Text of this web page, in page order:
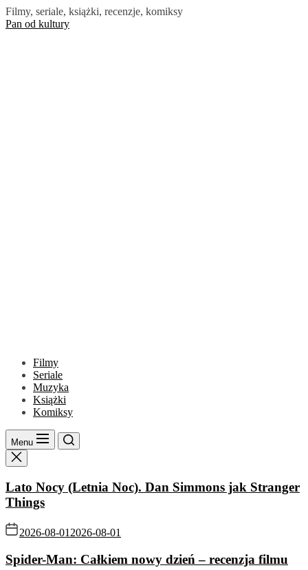
Skip
to
Filmy, seriale, książki, recenzje, komiksy
Pan od kultury
Filmy
Seriale
Muzyka
Książki
Komiksy
Menu
Lato Nocy (Letnia Noc). Dan Simmons jak Stranger
Things
2026-08-012026-08-01
Spider-Man: Całkiem nowy dzień – recenzja filmu